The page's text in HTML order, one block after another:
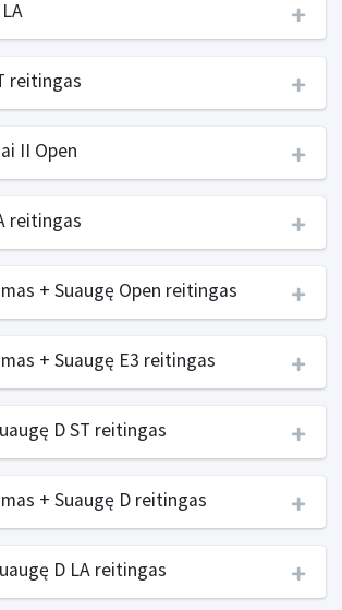
reitingas
II Open
reitingas
+ Suaugę Open reitingas
+ Suaugę E3 reitingas
D ST reitingas
+ Suaugę D reitingas
D LA reitingas